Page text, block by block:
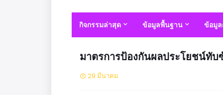
กิจกรรมล่าสุด ข้อมูลพื้นฐาน ข้อมูล
มาตรการป้องกันผลประโยชน์ทับ
29 มีนาคม